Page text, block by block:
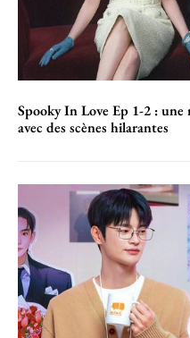
Spooky In Love Ep 1-2 : une
avec des scènes hilarantes